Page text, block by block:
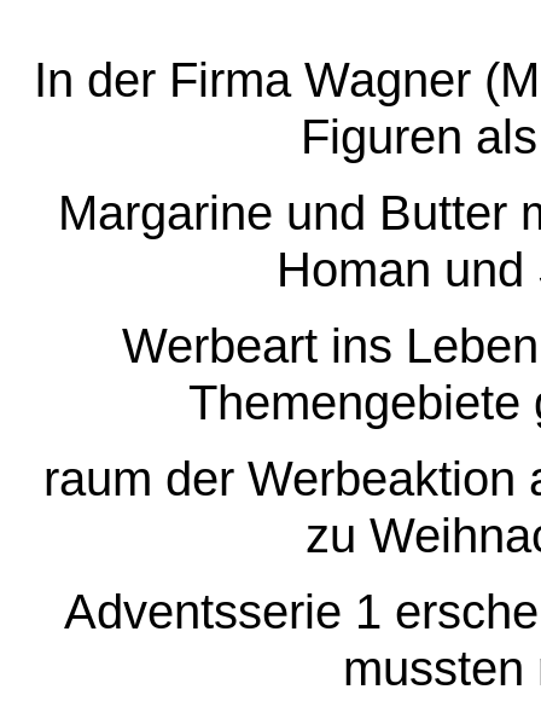
In der Firma Wagner
Figuren
Margarine und Butter
Homan
Werbeart ins
Themengebiete
raum der Werbeaktion
zu
Adventsserie 1